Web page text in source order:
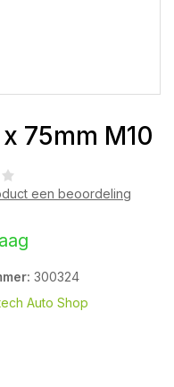
75mm M10
een beoordeling
300324
Auto Shop